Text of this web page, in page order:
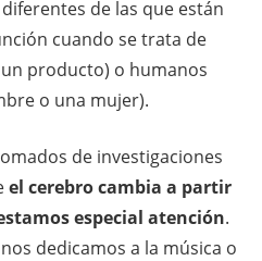
de las que están
cuando se trata de
producto) o humanos
o una mujer).
de investigaciones
el cerebro cambia a partir
especial atención.
dedicamos a la música o